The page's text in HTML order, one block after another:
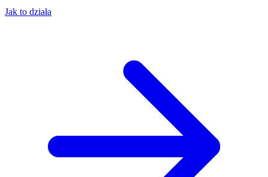
Jak to działa